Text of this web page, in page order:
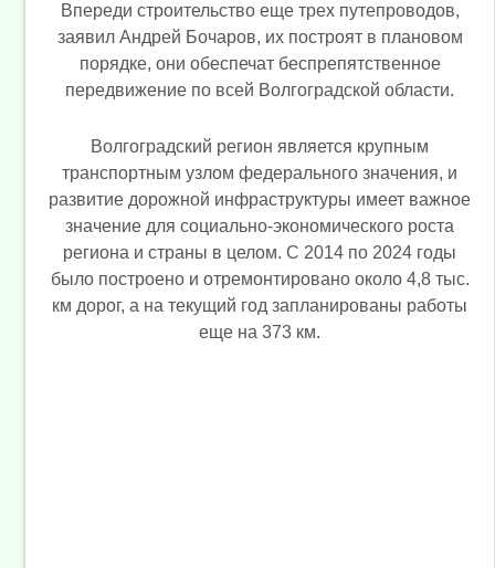
Впереди строительство еще трех путепроводов,
заявил Андрей Бочаров, их построят в плановом
порядке, они обеспечат беспрепятственное
передвижение по всей Волгоградской области.
Волгоградский регион является крупным
транспортным узлом федерального значения, и
развитие дорожной инфраструктуры имеет важное
значение для социально-экономического роста
региона и страны в целом. С 2014 по 2024 годы
было построено и отремонтировано около 4,8 тыс.
км дорог, а на текущий год запланированы работы
еще на 373 км.